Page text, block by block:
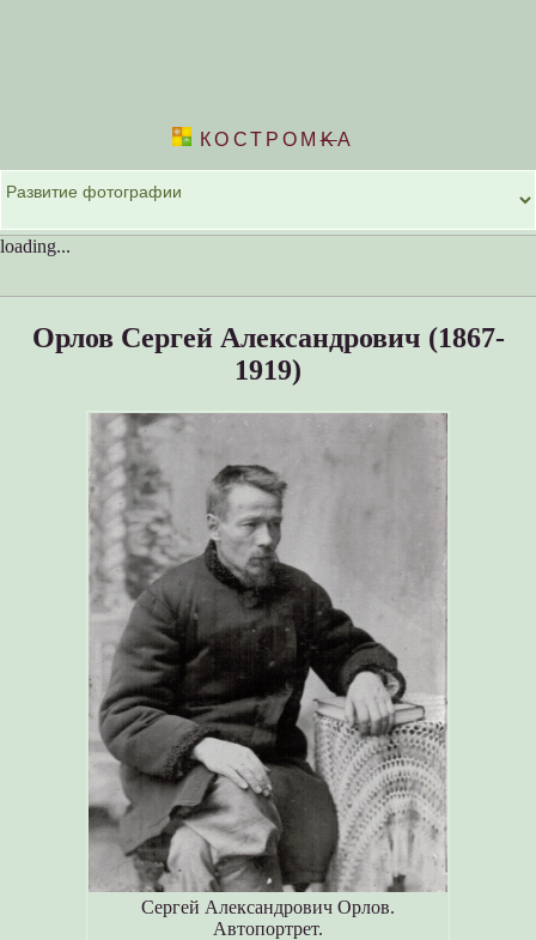
КОСТРОМKА
loading...
Орлов Сергей Александрович (1867-
1919)
Сергей Александрович Орлов.
Автопортрет.